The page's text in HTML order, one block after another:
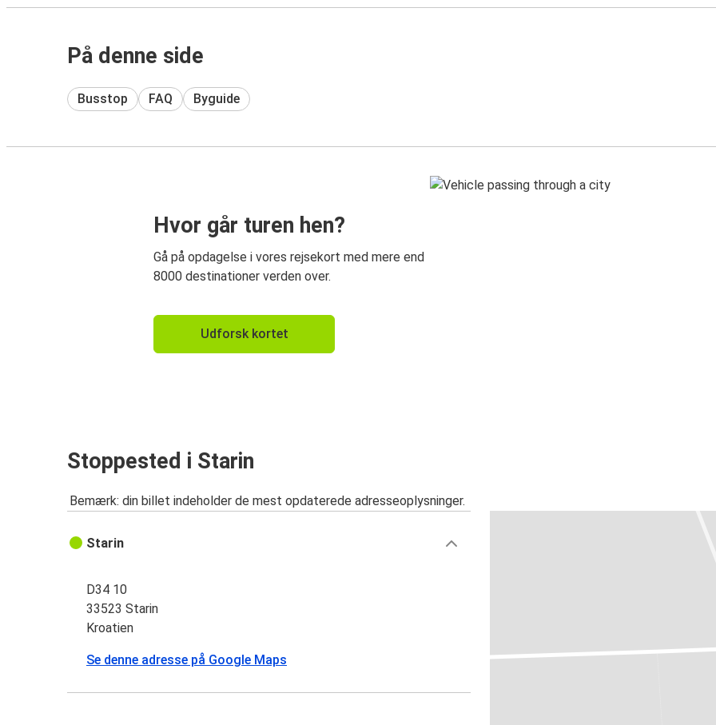
På denne side
Busstop FAQ Byguide
Hvor går turen hen?
Gå på opdagelse i vores rejsekort med mere end
8000 destinationer verden over.
Udforsk kortet
Stoppested i Starin
Bemærk: din billet indeholder de mest opdaterede adresseoplysninger.
Starin
D34 10
33523 Starin
Kroatien
Se denne adresse på Google Maps